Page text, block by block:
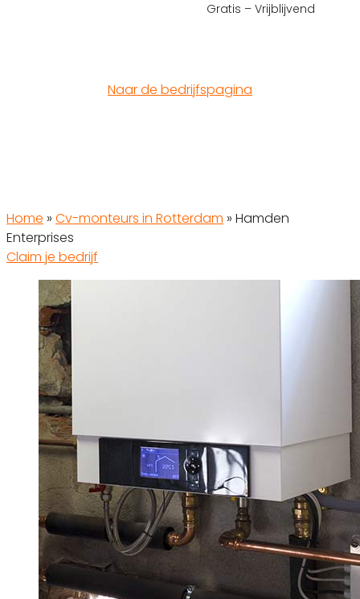
Gratis – Vrijblijvend
Naar de bedrijfspagina
Home » Cv-monteurs in Rotterdam » Hamden
Enterprises
Claim je bedrijf